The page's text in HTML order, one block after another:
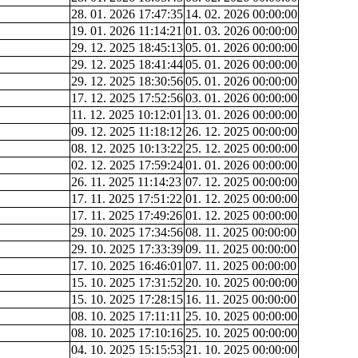
28. 01. 2026 17:47:35 14. 02. 2026 00:00:00
19. 01. 2026 11:14:21 01. 03. 2026 00:00:00
29. 12. 2025 18:45:13 05. 01. 2026 00:00:00
29. 12. 2025 18:41:44 05. 01. 2026 00:00:00
29. 12. 2025 18:30:56 05. 01. 2026 00:00:00
17. 12. 2025 17:52:56 03. 01. 2026 00:00:00
11. 12. 2025 10:12:01 13. 01. 2026 00:00:00
09. 12. 2025 11:18:12 26. 12. 2025 00:00:00
08. 12. 2025 10:13:22 25. 12. 2025 00:00:00
02. 12. 2025 17:59:24 01. 01. 2026 00:00:00
26. 11. 2025 11:14:23 07. 12. 2025 00:00:00
17. 11. 2025 17:51:22 01. 12. 2025 00:00:00
17. 11. 2025 17:49:26 01. 12. 2025 00:00:00
29. 10. 2025 17:34:56 08. 11. 2025 00:00:00
29. 10. 2025 17:33:39 09. 11. 2025 00:00:00
17. 10. 2025 16:46:01 07. 11. 2025 00:00:00
15. 10. 2025 17:31:52 20. 10. 2025 00:00:00
15. 10. 2025 17:28:15 16. 11. 2025 00:00:00
08. 10. 2025 17:11:11 25. 10. 2025 00:00:00
08. 10. 2025 17:10:16 25. 10. 2025 00:00:00
04. 10. 2025 15:15:53 21. 10. 2025 00:00:00